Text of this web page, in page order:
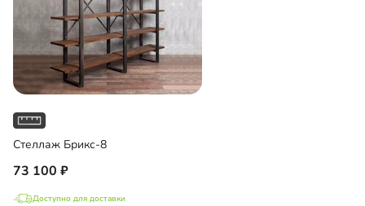
Стеллаж Брикс-8
73 100
Доступно для доставки